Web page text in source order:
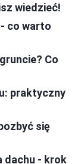
wiedzieć!
co warto
Co
praktyczny
się
dachu - krok